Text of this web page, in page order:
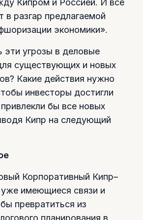
в разгар предлагаемой
экономики».
эти угрозы в деловые
существующих и новых
Какие действия нужно
инвесторы достигли
бы все новых
Кипр на следующий
Корпоративный Кипр–
имеющиеся связи и
превратиться из
планирования в